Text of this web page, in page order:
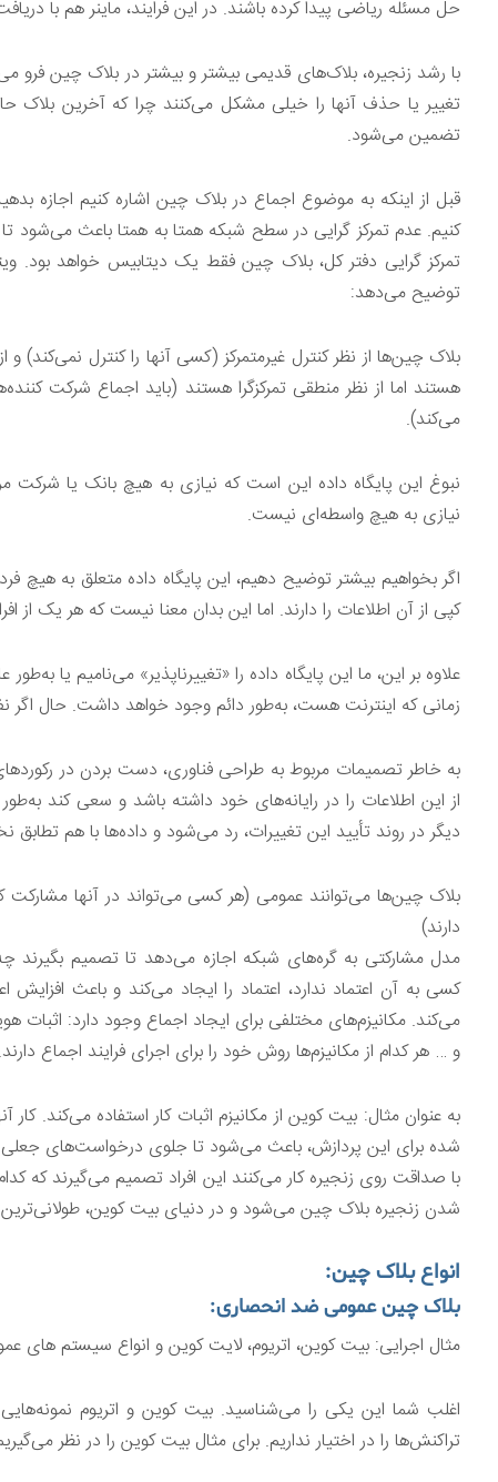
حل مسئله ریاضی پیدا کرده باشند. در این فرایند، ماینر هم با
با رشد زنجیره، بلاک‌های قدیمی بیشتر و بیشتر در بلاک چین
تغییر یا حذف آنها را خیلی مشکل می‌کنند چرا که آخرین بلاک
تضمین می‌شود.
قبل از اینکه به موضوع اجماع در بلاک چین اشاره کنیم اجازه
کنیم. عدم تمرکز گرایی در سطح شبکه همتا به همتا باعث می‌شود
تمرکز گرایی دفتر کل، بلاک چین فقط یک دیتابیس خواهد بود.
توضیح می‌دهد:
بلاک چین‌ها از نظر کنترل غیرمتمرکز (کسی آنها را کنترل نمی‌کند)
هستند اما از نظر منطقی تمرکزگرا هستند (باید اجماع شرکت
می‌کند).
نبوغ این پایگاه داده این است که نیازی به هیچ بانک یا شرکت
نیازی به هیچ واسطه‌ای نیست.
اگر بخواهیم بیشتر توضیح دهیم، این پایگاه داده متعلق به
کپی از آن اطلاعات را دارند. اما این بدان معنا نیست که هر یک از
علاوه بر این، ما این پایگاه داده را «تغییرناپذیر» می‌نامیم یا
زمانی که اینترنت هست، به‌طور دائم وجود خواهد داشت. حال
به خاطر تصمیمات مربوط به طراحی فناوری، دست بردن در
از این اطلاعات را در رایانه‌های خود داشته باشد و سعی کند
دیگر در روند تأیید این تغییرات، رد می‌شود و داده‌ها با هم تطابق
بلاک چین‌ها می‌توانند عمومی (هر کسی می‌تواند در آنها
دارند)
مدل مشارکتی به گره‌های شبکه اجازه می‌دهد تا تصمیم
کسی به آن اعتماد ندارد، اعتماد را ایجاد می‌کند و باعث
می‌کند. مکانیزم‌های مختلفی برای ایجاد اجماع وجود دارد: اثبات
و … هر کدام از مکانیزم‌ها روش خود را برای اجرای فرایند اجماع دارند.
به عنوان مثال: بیت کوین از مکانیزم اثبات کار استفاده می‌کند.
با صداقت روی زنجیره کار می‌کنند این افراد تصمیم می‌گیرند که
شدن زنجیره بلاک چین می‌شود و در دنیای بیت کوین،
انواع بلاک چین:
بلاک چین عمومی ضد انحصاری:
مثال اجرایی: بیت کوین، اتریوم، لایت کوین و انواع سیستم های
اغلب شما این یکی را می‌شناسید. بیت کوین و اتریوم
تراکنش‌ها را در اختیار نداریم. برای مثال بیت کوین را در نظر